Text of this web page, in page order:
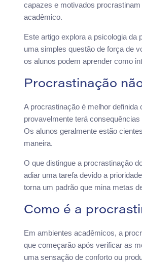
capazes e motivados
acadêmico.
Este artigo explora a psicologia da
uma simples questão de força de
os alunos podem aprender como
Procrastinação
A procrastinação é melhor
provavelmente terá
Os alunos geralmente estão
maneira.
O que distingue a procrastinação
adiar uma tarefa devido a
torna um padrão que mina metas
Como é a
Em ambientes acadêmicos, a
que começarão após verificar as
uma sensação de conforto ou